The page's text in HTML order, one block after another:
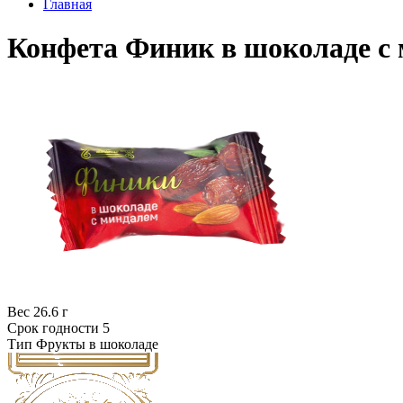
Главная
Конфета Финик в шоколаде с
Вес 26.6 г
Срок годности 5
Тип Фрукты в шоколаде